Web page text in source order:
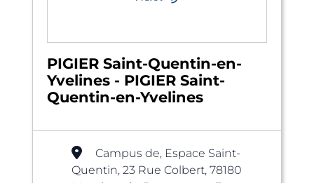
PIGIER Saint-Quentin-en-
Yvelines - PIGIER Saint-
Quentin-en-Yvelines
Campus de, Espace Saint-
Quentin, 23 Rue Colbert, 78180